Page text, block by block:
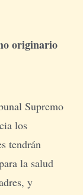
originario
Supremo
los
tendrán
la salud
y